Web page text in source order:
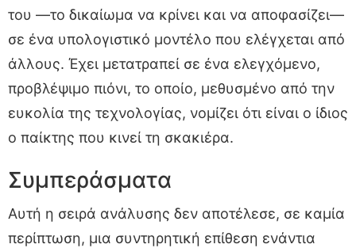
του —το δικαίωμα να κρίνει και να αποφασίζει—
σε ένα υπολογιστικό μοντέλο που ελέγχεται από
άλλους. Έχει μετατραπεί σε ένα ελεγχόμενο,
προβλέψιμο πιόνι, το οποίο, μεθυσμένο από την
ευκολία της τεχνολογίας, νομίζει ότι είναι ο ίδιος
ο παίκτης που κινεί τη σκακιέρα.
Συμπεράσματα
Αυτή η σειρά ανάλυσης δεν αποτέλεσε, σε καμία
περίπτωση, μια συντηρητική επίθεση ενάντια